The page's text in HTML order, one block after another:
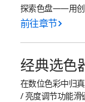
探索色盘——用创
前往章节
经典选色
在数位色彩中归
/ 亮度调节功能滑